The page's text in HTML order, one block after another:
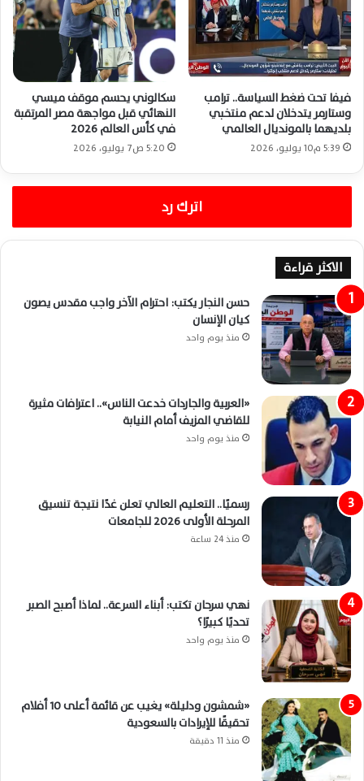
فيفا تحت ضغط السياسة.. ترامب
وستارمر يتدخلان لدعم منتخبي
بلديهما بالمونديال العالمي
5:39 م10 يوليو، 2026
سكالوني يحسم موقف ميسي
النهائي قبل مواجهة مصر المرتقبة
في كأس العالم 2026
5:20 ص7 يوليو، 2026
اترك رد
الاكثر قراءة
حسن النجار يكتب: احترام الآخر واجب مقدس يصون
كيان الإنسان
منذ يوم واحد
«العربية والجاردات خدعت الناس».. اعترافات مثيرة
للقاضي المزيف أمام النيابة
منذ يوم واحد
رسميًا.. التعليم العالي تعلن غدًا نتيجة تنسيق
المرحلة الأولى 2026 للجامعات
منذ 24 ساعة
نهي سرحان تكتب: أبناء السرعة.. لماذا أصبح الصبر
تحديًا كبيرًا؟
منذ يوم واحد
«شمشون ودليلة» يغيب عن قائمة أعلى 10 أفلام
تحقيقًا للإيرادات بالسعودية
منذ 11 دقيقة